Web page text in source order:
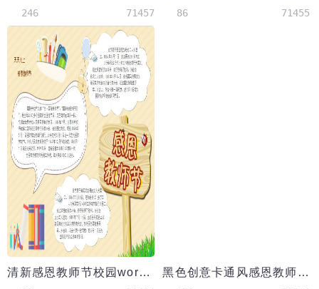
246 71457 86 71455
清新感恩教师节校园word手抄报 黑色创意卡通风感恩教师节小报